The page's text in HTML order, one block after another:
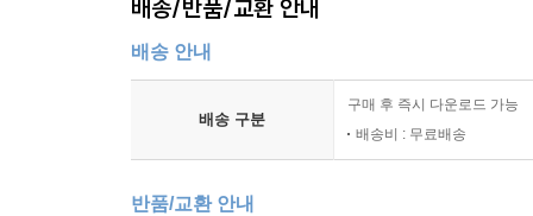
배송/반품/교환 안내
배송 안내
배송 구분
구매 후 즉시 다운로드 가능
배송비 : 무료배송
반품/교환 안내